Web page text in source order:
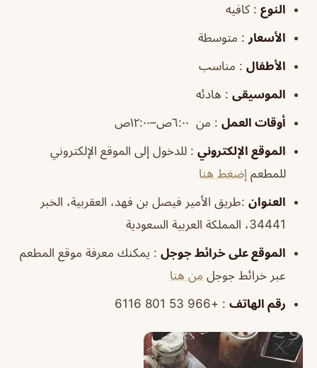
النوع : كافيه
الأسعار : متوسطة
الأطفال : مناسب
الموسيقى : هادئه
أوقات العمل : من ٦:٠٠ص–١٢:٠٠ص
الموقع الإلكتروني : للدخول إلى الموقع الإلكتروني
للمطعم إضغط هنا
العنوان :طريق الأمير فيصل بن فهد، العقربية، الخبر
34441، المملكة العربية السعودية
الموقع على خرائط جوجل : يمكنك معرفة موقع المطعم
عبر خرائط جوجل من هنا
رقم الهاتف : +966 53 801 6116